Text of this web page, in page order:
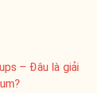
– Đâu là giải